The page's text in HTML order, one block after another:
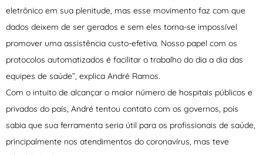
eletrônico em sua plenitude, mas esse movimento faz com que
dados deixem de ser gerados e sem eles torna-se impossível
promover uma assistência custo-efetiva. Nosso papel com os
protocolos automatizados é facilitar o trabalho do dia a dia das
equipes de saúde”, explica André Ramos.
Com o intuito de alcançar o maior número de hospitais públicos e
privados do país, André tentou contato com os governos, pois
sabia que sua ferramenta seria útil para os profissionais de saúde,
principalmente nos atendimentos do coronavírus, mas teve